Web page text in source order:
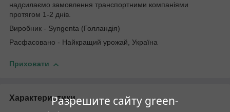
Разрешите сайту green-
надсилаємо замовлення транспортними компаніями
протягом 1-2 днів.
Виробник - Syngenta (Голландія)
Расфасовано - Найкращий урожай, Україна
Приховати
Характеристики